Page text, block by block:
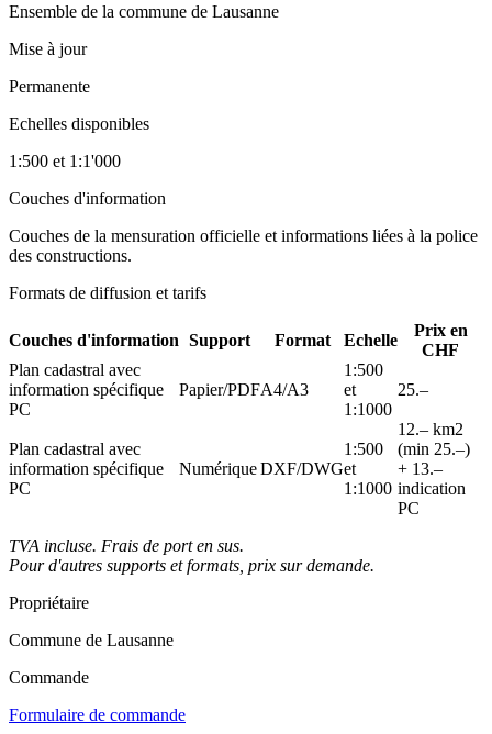
Ensemble de la commune de Lausanne
Mise à jour
Permanente
Echelles disponibles
1:500 et 1:1'000
Couches d'information
Couches de la mensuration officielle et informations liées à la police
des constructions.
Formats de diffusion et tarifs
Couches d'information Support Format Echelle
Prix en
CHF
Plan cadastral avec
information spécifique
PC
Papier/PDFA4/A3
1:500
et
1:1000
25.–
Plan cadastral avec
information spécifique
PC
NumériqueDXF/DWG
1:500
et
1:1000
12.– km2
(min 25.–)
+ 13.–
indication
PC
TVA incluse. Frais de port en sus.
Pour d'autres supports et formats, prix sur demande.
Propriétaire
Commune de Lausanne
Commande
Formulaire de commande